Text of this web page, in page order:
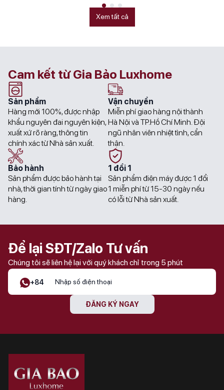
Xem tất cả
22.000.000₫.
17.700.000₫.
Cam kết từ Gia Bảo Luxhome
Sản phẩm
Hàng mới 100%, được nhập
khẩu nguyên đai nguyên kiện,
xuất xứ rõ ràng, thông tin
chính xác từ Nhà sản xuất.
Vận chuyển
Miễn phí giao hàng nội thành
Hà Nội và TP.Hồ Chí Minh. Đội
ngũ nhân viên nhiệt tình, cẩn
thận.
Bảo hành
Sản phẩm được bảo hành tại
nhà, thời gian tính từ ngày giao
hàng.
1 đổi 1
Sản phẩm điện máy được 1 đổi
1 miễn phí từ 15-30 ngày nếu
có lỗi từ Nhà sản xuất.
Để lại SĐT/Zalo Tư vấn
Chúng tôi sẽ liên hệ lại với quý khách chỉ trong 5 phút
+84
ĐĂNG KÝ NGAY